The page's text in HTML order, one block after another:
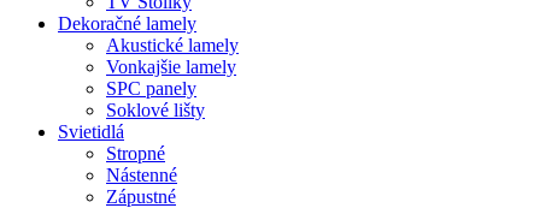
Dekoračné lamely
Akustické lamely
Vonkajšie lamely
SPC panely
Soklové lišty
Svietidlá
Stropné
Nástenné
Zápustné